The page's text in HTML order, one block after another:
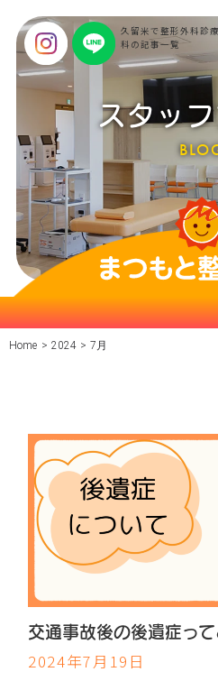
久留米で整形外科診
科の記事一覧
スタッ
Home > 2024 > 7月
2024年7月19日